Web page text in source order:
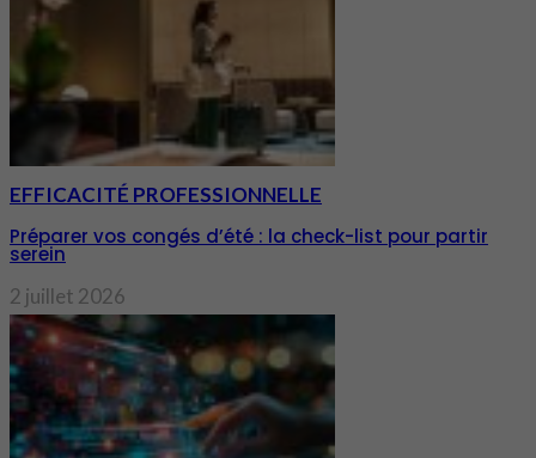
EFFICACITÉ PROFESSIONNELLE
Préparer vos congés d’été : la check-list pour partir
serein
2 juillet 2026